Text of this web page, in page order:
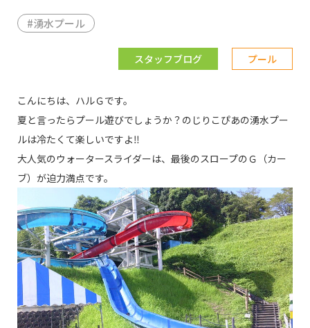
#湧水プール
スタッフブログ プール
こんにちは、ハルＧです。
夏と言ったらプール遊びでしょうか？のじりこぴあの湧水プー
ルは冷たくて楽しいですよ‼
大人気のウォータースライダーは、最後のスロープのＧ（カー
ブ）が迫力満点です。